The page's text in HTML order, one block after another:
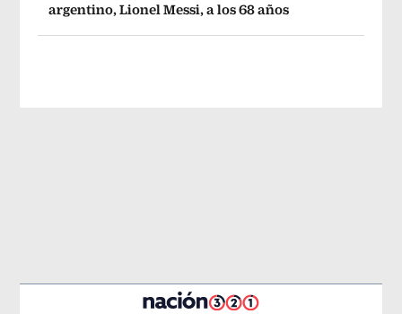
argentino, Lionel Messi, a los 68 años